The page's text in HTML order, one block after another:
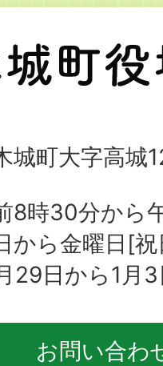
城町大字高城
8時30分から
から金曜日[
29日から1月
お問い合わ